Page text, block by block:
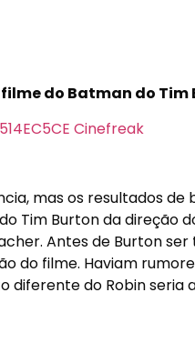
do Batman do Tim
mas os resultados
Tim Burton da direção
Antes de Burton
do filme. Haviam
diferente do Robin seria